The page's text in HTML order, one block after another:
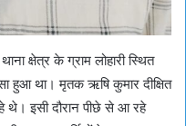
क्षेत्र के ग्राम लोहारी स्थित
हुआ था। मृतक ऋषि कुमार दीक्षित
थे। इसी दौरान पीछे से आ रहे